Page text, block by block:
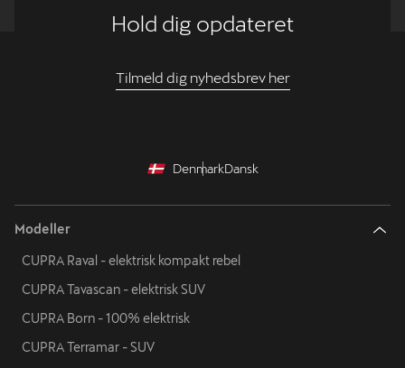
Hold dig opdateret
Tilmeld dig nyhedsbrev her
DenmarkDansk
Modeller
CUPRA Raval - elektrisk kompakt rebel
CUPRA Tavascan - elektrisk SUV
CUPRA Born - 100% elektrisk
CUPRA Terramar - SUV